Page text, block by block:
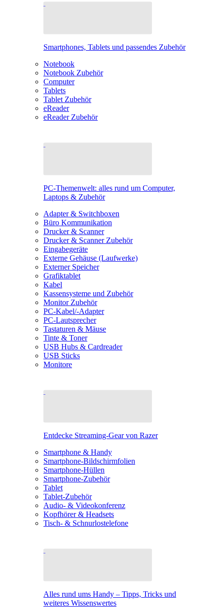
Smartphones, Tablets und passendes Zubehör
Notebook
Notebook Zubehör
Computer
Tablets
Tablet Zubehör
eReader
eReader Zubehör
PC-Themenwelt: alles rund um Computer,
Laptops & Zubehör
Adapter & Switchboxen
Büro Kommunikation
Drucker & Scanner
Drucker & Scanner Zubehör
Eingabegeräte
Externe Gehäuse (Laufwerke)
Externer Speicher
Grafiktablet
Kabel
Kassensysteme und Zubehör
Monitor Zubehör
PC-Kabel/-Adapter
PC-Lautsprecher
Tastaturen & Mäuse
Tinte & Toner
USB Hubs & Cardreader
USB Sticks
Monitore
Entdecke Streaming-Gear von Razer
Smartphone & Handy
Smartphone-Bildschirmfolien
Smartphone-Hüllen
Smartphone-Zubehör
Tablet
Tablet-Zubehör
Audio- & Videokonferenz
Kopfhörer & Headsets
Tisch- & Schnurlostelefone
Alles rund ums Handy – Tipps, Tricks und
weiteres Wissenswertes